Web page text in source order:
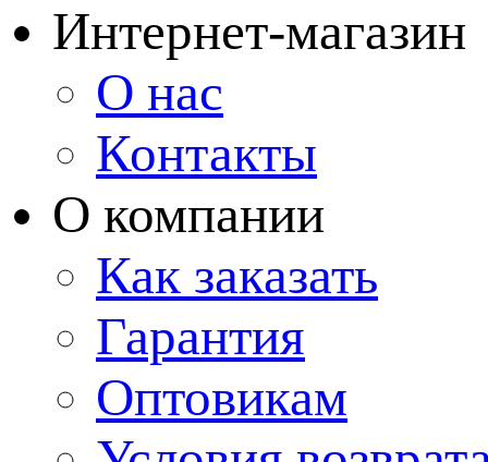
Интернет-магазин
О нас
Контакты
О компании
Как заказать
Гарантия
Оптовикам